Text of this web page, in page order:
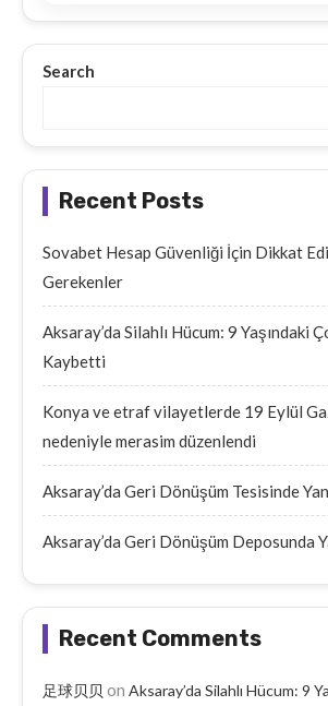
Search
Recent Posts
Sovabet Hesap Güvenliği İçin Dikkat
Gerekenler
Aksaray’da Silahlı Hücum: 9 Yaşındaki
Kaybetti
Konya ve etraf vilayetlerde 19 Eylül
nedeniyle merasim düzenlendi
Aksaray’da Geri Dönüşüm Tesisinde
Aksaray’da Geri Dönüşüm Deposunda
Recent Comments
足球贝贝 on Aksaray’da Silahlı Hücum: 9